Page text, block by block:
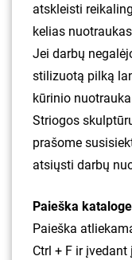
atskleisti
kelias
Jei darbų
stilizuotą pilką
kūrinio
Striogos
prašome
atsiųsti darbų
Paieška kataloge
Paieška
Ctrl + F ir